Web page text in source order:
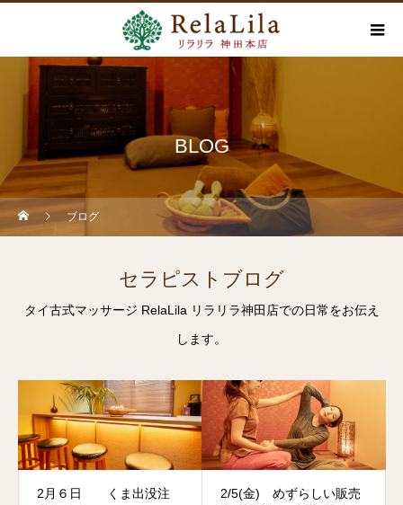
BLOG
ブログ
セラピストブログ
タイ古式マッサージ RelaLila リラリラ神田店での日常をお伝え
します。
2月６日 くま出没注
2/5(金) めずらしい販売